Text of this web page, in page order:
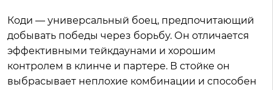
Коди — универсальный боец, предпочитающий
добывать победы через борьбу. Он отличается
эффективными тейкдаунами и хорошим
контролем в клинче и партере. В стойке он
выбрасывает неплохие комбинации и способен